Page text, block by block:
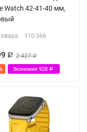
Watch 42-41-40 мм,
110-366
Р 2 427Р
Экономия 928 Р